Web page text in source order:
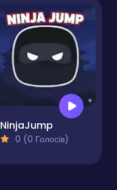
NinjaJump
0 (0 Голосів)